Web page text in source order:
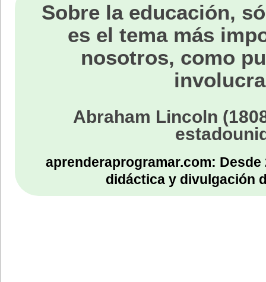
Sobre la educación,
es el tema más
nosotros, como
Abraham Lincoln
aprenderaprogramar.com:
didáctica y divulgación